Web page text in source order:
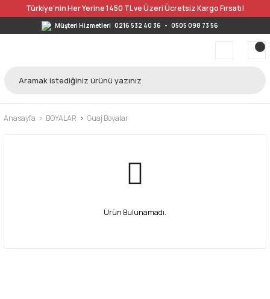
Türkiye’nin Her Yerine 1450 TL ve Üzeri Ücretsiz Kargo Fırsatı!
Müşteri Hizmetleri 0216 532 40 36 - 0505 098 73 56
Anasayfa BOYALAR Guaj Boyalar
Ürün Bulunamadı.